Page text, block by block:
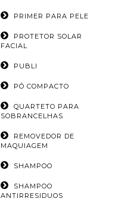
PRIMER PARA PELE
PROTETOR SOLAR
FACIAL
PUBLI
PÓ COMPACTO
QUARTETO PARA
SOBRANCELHAS
REMOVEDOR DE
MAQUIAGEM
SHAMPOO
SHAMPOO
ANTIRRESIDUOS